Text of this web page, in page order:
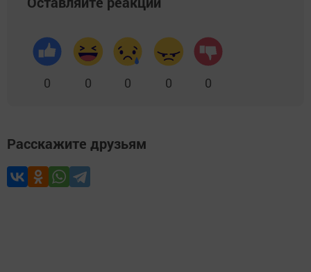
0 0 0 0 0
Расскажите друзьям